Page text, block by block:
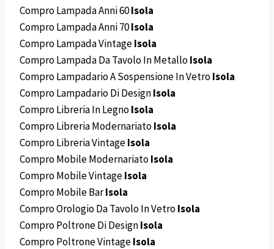
Compro Lampada Anni 60Isola
Compro Lampada Anni 70Isola
Compro Lampada VintageIsola
Compro Lampada Da Tavolo In MetalloIsola
Compro Lampadario A Sospensione In VetroIsola
Compro Lampadario Di DesignIsola
Compro Libreria In LegnoIsola
Compro Libreria ModernariatoIsola
Compro Libreria VintageIsola
Compro Mobile ModernariatoIsola
Compro Mobile VintageIsola
Compro Mobile BarIsola
Compro Orologio Da Tavolo In VetroIsola
Compro Poltrone Di DesignIsola
Compro Poltrone VintageIsola